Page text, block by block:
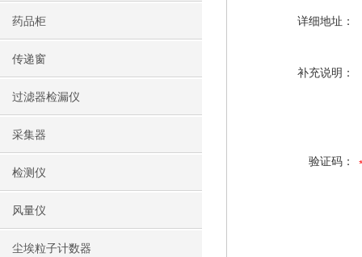
药品柜
传递窗
过滤器检漏仪
采集器
检测仪
风量仪
尘埃粒子计数器
详细地址：
补充说明：
验证码：